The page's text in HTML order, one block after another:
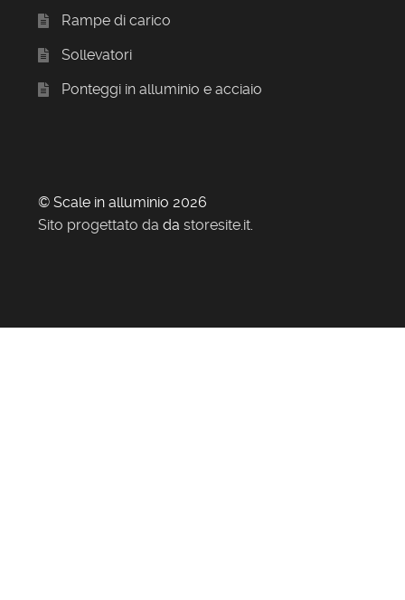
Rampe di carico
Sollevatori
Ponteggi in alluminio e acciaio
© Scale in alluminio 2026
Sito progettato da da storesite.it.